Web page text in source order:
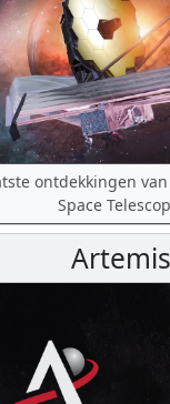
ontdekkingen van
Space
Artemis